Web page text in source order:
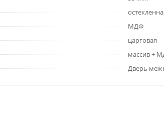
МДФ
царговая
массив +
Дверь